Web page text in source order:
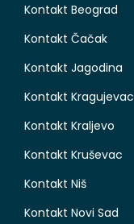
Kontakt Beograd
Kontakt Čačak
Kontakt Jagodina
Kontakt Kragujevac
Kontakt Kraljevo
Kontakt Kruševac
Kontakt Niš
Kontakt Novi Sad